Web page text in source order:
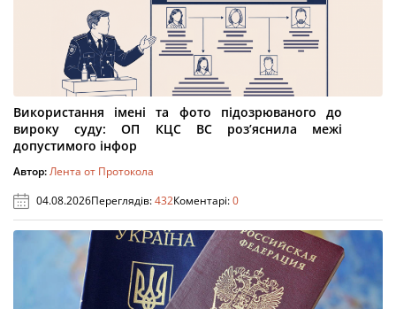
Використання імені та фото підозрюваного до
вироку суду: ОП КЦС ВС роз’яснила межі
допустимого інфор
Автор:Лента от Протокола
04.08.2026Переглядів:432Коментарі:0